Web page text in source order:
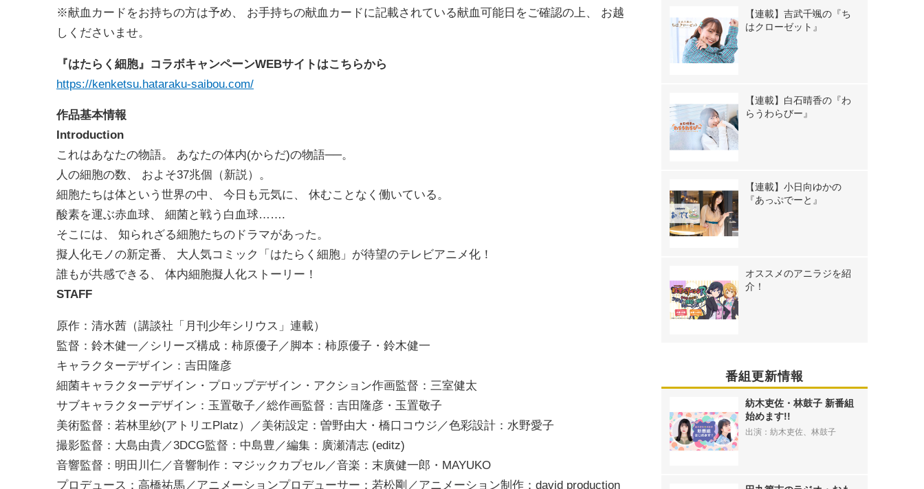
※献血カードをお持ちの方は予め、 お手持ちの献血カードに記載されている献血可能日をご確認の上、 お越
しくださいませ。
『はたらく細胞』コラボキャンペーンWEBサイトはこちらから
https://kenketsu.hataraku-saibou.com/
作品基本情報
Introduction
これはあなたの物語。 あなたの体内(からだ)の物語──。
人の細胞の数、 およそ37兆個（新説）。
細胞たちは体という世界の中、 今日も元気に、 休むことなく働いている。
酸素を運ぶ赤血球、 細菌と戦う白血球…….
そこには、 知られざる細胞たちのドラマがあった。
擬人化モノの新定番、 大人気コミック「はたらく細胞」が待望のテレビアニメ化！
誰もが共感できる、 体内細胞擬人化ストーリー！
STAFF
原作：清水茜（講談社「月刊少年シリウス」連載）
監督：鈴木健一／シリーズ構成：柿原優子／脚本：柿原優子・ 鈴木健一
キャラクターデザイン：吉田隆彦
細菌キャラクターデザイン・プロップデザイン・ アクション作画監督：三室健太
サブキャラクターデザイン：玉置敬子／総作画監督：吉田隆彦・ 玉置敬子
美術監督：若林里紗(アトリエPlatz）／美術設定： 曽野由大・橋口コウジ／色彩設計：水野愛子
撮影監督：大島由貴／3DCG監督：中島豊／編集：廣瀬清志 (editz)
音響監督：明田川仁／音響制作：マジックカプセル／音楽： 末廣健一郎・ MAYUKO
プロデュース：高橋祐馬／アニメーションプロデューサー： 若松剛／アニメーション制作： david production
【連載】吉武千颯の『ち
はクローゼット』
【連載】白石晴香の『わ
らうわらびー』
【連載】小日向ゆかの
『あっぷでーと』
オススメのアニラジを紹
介！
番組更新情報
紡木吏佐・林鼓子 新番組
始めます!!
出演：紡木吏佐、林鼓子